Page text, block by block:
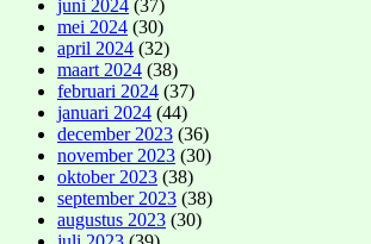
juni 2024 (37)
mei 2024 (30)
april 2024 (32)
maart 2024 (38)
februari 2024 (37)
januari 2024 (44)
december 2023 (36)
november 2023 (30)
oktober 2023 (38)
september 2023 (38)
augustus 2023 (30)